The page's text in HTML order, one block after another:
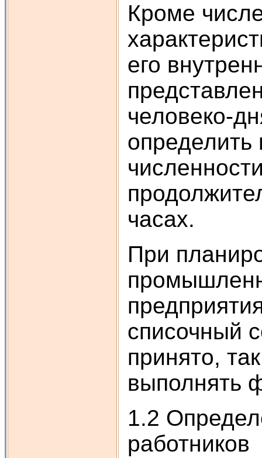
Кроме
его
человеко-
часах.
При
списочный
принято,
выполнять
1.2
работников